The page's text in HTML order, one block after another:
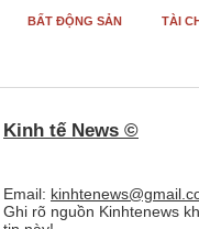
BẤT ĐỘNG SẢN TÀI
Kinh tế News ©
Email:
Ghi rõ nguồn Kinhtenews